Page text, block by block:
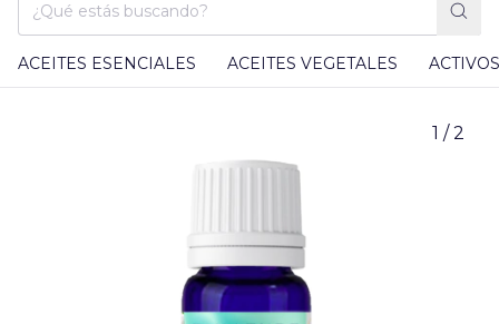
ACEITES ESENCIALES ACEITES VEGETALES
1 /2